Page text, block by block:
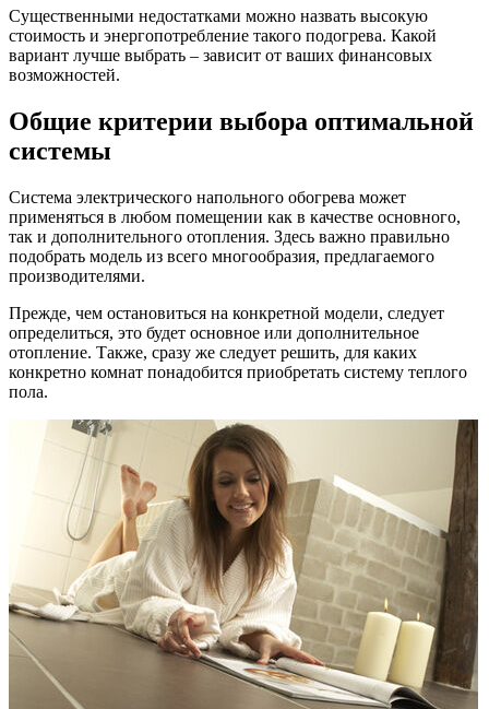
Существенными недостатками можно назвать высокую
стоимость и энергопотребление такого подогрева. Какой
вариант лучше выбрать – зависит от ваших финансовых
возможностей.
Общие критерии выбора оптимальной
системы
Система электрического напольного обогрева может
применяться в любом помещении как в качестве основного,
так и дополнительного отопления. Здесь важно правильно
подобрать модель из всего многообразия, предлагаемого
производителями.
Прежде, чем остановиться на конкретной модели, следует
определиться, это будет основное или дополнительное
отопление. Также, сразу же следует решить, для каких
конкретно комнат понадобится приобретать систему теплого
пола.